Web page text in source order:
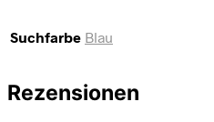
Suchfarbe Blau
Rezensionen